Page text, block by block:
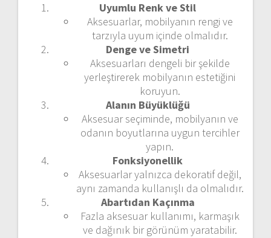
Uyumlu Renk ve Stil
Aksesuarlar, mobilyanın rengi ve
tarzıyla uyum içinde olmalıdır.
Denge ve Simetri
Aksesuarları dengeli bir şekilde
yerleştirerek mobilyanın estetiğini
koruyun.
Alanın Büyüklüğü
Aksesuar seçiminde, mobilyanın ve
odanın boyutlarına uygun tercihler
yapın.
Fonksiyonellik
Aksesuarlar yalnızca dekoratif değil,
aynı zamanda kullanışlı da olmalıdır.
Abartıdan Kaçınma
Fazla aksesuar kullanımı, karmaşık
ve dağınık bir görünüm yaratabilir.